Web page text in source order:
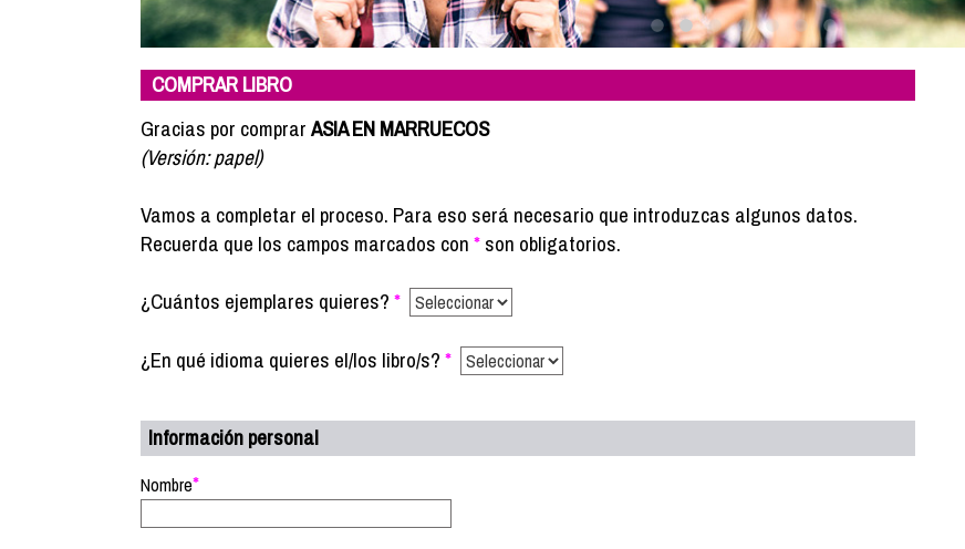
COMPRAR LIBRO
Gracias por comprarASIA EN MARRUECOS
(Versión: papel)
Vamos a completar el proceso. Para eso será necesario que introduzcas algunos datos.
Recuerda que los campos marcados con*son obligatorios.
¿Cuántos ejemplares quieres?*
¿En qué idioma quieres el/los libro/s?*
Información personal
Nombre*